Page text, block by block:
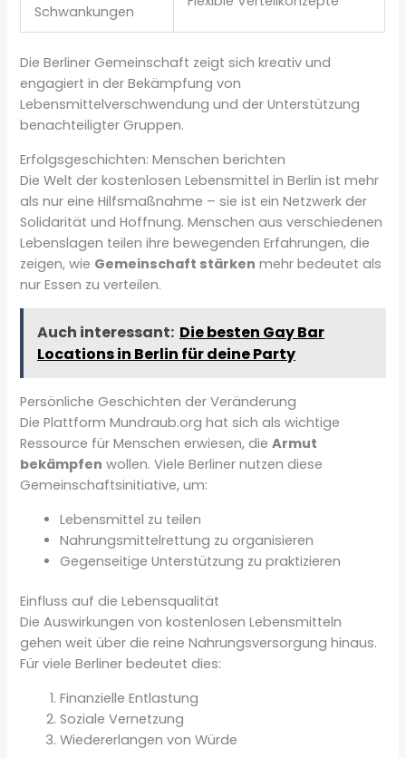
Schwankungen
Die Berliner Gemeinschaft zeigt sich kreativ und
engagiert in der Bekämpfung von
Lebensmittelverschwendung und der Unterstützung
benachteiligter Gruppen.
Erfolgsgeschichten: Menschen berichten
Die Welt der kostenlosen Lebensmittel in Berlin ist mehr
als nur eine Hilfsmaßnahme – sie ist ein Netzwerk der
Solidarität und Hoffnung. Menschen aus verschiedenen
Lebenslagen teilen ihre bewegenden Erfahrungen, die
zeigen, wie Gemeinschaft stärken mehr bedeutet als
nur Essen zu verteilen.
Auch interessant: Die besten Gay Bar
Locations in Berlin für deine Party
Persönliche Geschichten der Veränderung
Die Plattform Mundraub.org hat sich als wichtige
Ressource für Menschen erwiesen, dieArmut
bekämpfen wollen. Viele Berliner nutzen diese
Gemeinschaftsinitiative, um:
Lebensmittel zu teilen
Nahrungsmittelrettung zu organisieren
Gegenseitige Unterstützung zu praktizieren
Einfluss auf die Lebensqualität
Die Auswirkungen von kostenlosen Lebensmitteln
gehen weit über die reine Nahrungsversorgung hinaus.
Für viele Berliner bedeutet dies:
Finanzielle Entlastung
Soziale Vernetzung
Wiedererlangen von Würde